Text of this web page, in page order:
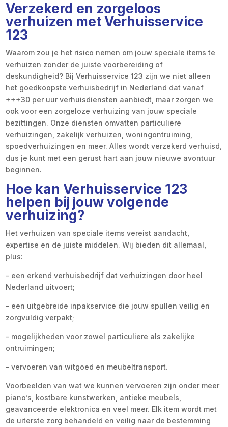
Verzekerd en zorgeloos
verhuizen met Verhuisservice
123
Waarom zou je het risico nemen om jouw speciale items te
verhuizen zonder de juiste voorbereiding of
deskundigheid? Bij Verhuisservice 123 zijn we niet alleen
het goedkoopste verhuisbedrijf in Nederland dat vanaf
+++30 per uur verhuisdiensten aanbiedt, maar zorgen we
ook voor een zorgeloze verhuizing van jouw speciale
bezittingen. Onze diensten omvatten particuliere
verhuizingen, zakelijk verhuizen, woningontruiming,
spoedverhuizingen en meer. Alles wordt verzekerd verhuisd,
dus je kunt met een gerust hart aan jouw nieuwe avontuur
beginnen.
Hoe kan Verhuisservice 123
helpen bij jouw volgende
verhuizing?
Het verhuizen van speciale items vereist aandacht,
expertise en de juiste middelen. Wij bieden dit allemaal,
plus:
– een erkend verhuisbedrijf dat verhuizingen door heel
Nederland uitvoert;
– een uitgebreide inpakservice die jouw spullen veilig en
zorgvuldig verpakt;
– mogelijkheden voor zowel particuliere als zakelijke
ontruimingen;
– vervoeren van witgoed en meubeltransport.
Voorbeelden van wat we kunnen vervoeren zijn onder meer
piano’s, kostbare kunstwerken, antieke meubels,
geavanceerde elektronica en veel meer. Elk item wordt met
de uiterste zorg behandeld en veilig naar de bestemming